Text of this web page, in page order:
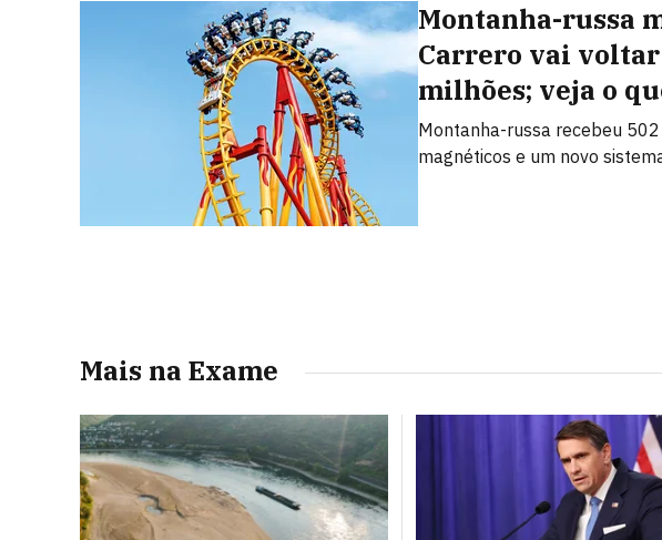
Montanha-russa
Carrero vai voltar
milhões; veja o
Montanha-russa recebeu
magnéticos e um novo
Mais na Exame